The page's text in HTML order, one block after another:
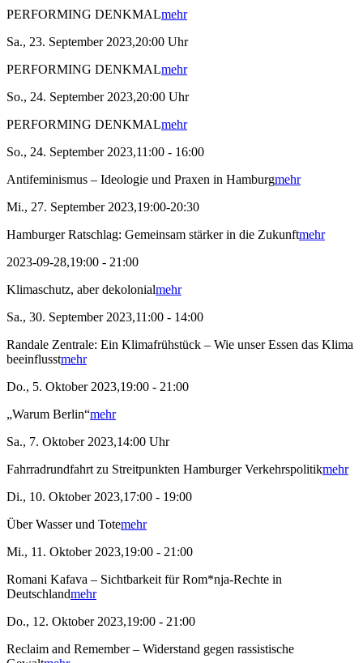
PERFORMING DENKMALmehr
Sa., 23. September 2023,20:00 Uhr
PERFORMING DENKMALmehr
So., 24. September 2023,20:00 Uhr
PERFORMING DENKMALmehr
So., 24. September 2023,11:00 - 16:00
Antifeminismus – Ideologie und Praxen in Hamburgmehr
Mi., 27. September 2023,19:00-20:30
Hamburger Ratschlag: Gemeinsam stärker in die Zukunftmehr
2023-09-28,19:00 - 21:00
Klimaschutz, aber dekolonialmehr
Sa., 30. September 2023,11:00 - 14:00
Randale Zentrale: Ein Klimafrühstück – Wie unser Essen das Klima
beeinflusstmehr
Do., 5. Oktober 2023,19:00 - 21:00
„Warum Berlin“mehr
Sa., 7. Oktober 2023,14:00 Uhr
Fahrradrundfahrt zu Streitpunkten Hamburger Verkehrspolitikmehr
Di., 10. Oktober 2023,17:00 - 19:00
Über Wasser und Totemehr
Mi., 11. Oktober 2023,19:00 - 21:00
Romani Kafava – Sichtbarkeit für Rom*nja-Rechte in
Deutschlandmehr
Do., 12. Oktober 2023,19:00 - 21:00
Reclaim and Remember – Widerstand gegen rassistische